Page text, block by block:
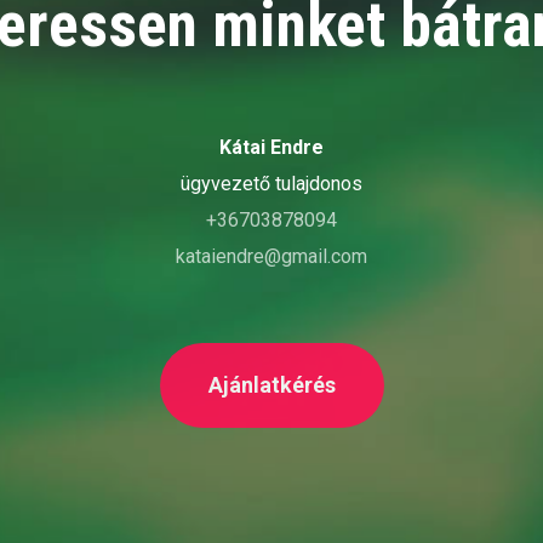
minket
Kátai Endre
ügyvezető tulajdonos
+36703878094
kataiendre@gmail.com
Ajánlatkérés